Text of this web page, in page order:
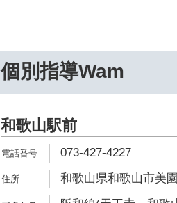
個別指導Wam
和歌山駅前
073-427-4227
和歌山県和歌山市美